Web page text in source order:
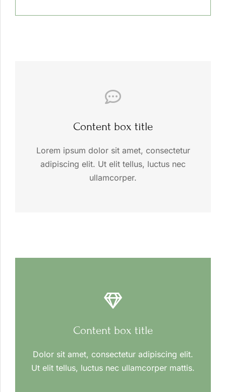
Content box title
Lorem ipsum dolor sit amet, consectetur
adipiscing elit. Ut elit tellus, luctus nec
ullamcorper.
Content box title
Dolor sit amet, consectetur adipiscing elit.
Ut elit tellus, luctus nec ullamcorper mattis.